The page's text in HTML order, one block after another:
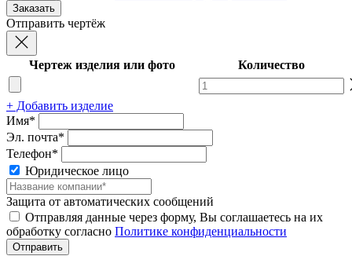
Отправить чертёж
Чертеж изделия или фото Количество
+ Добавить изделие
Имя*
Эл. почта*
Телефон*
Юридическое лицо
Защита от автоматических сообщений
Отправляя данные через форму, Вы соглашаетесь на их
обработку согласно Политике конфиденциальности